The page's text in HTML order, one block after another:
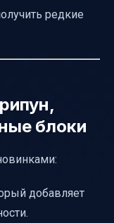
редкие
блоки
добавляет